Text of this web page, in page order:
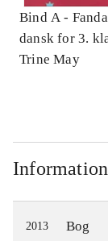
Bind A -
dansk for 3.
grundbog --
Trine May
2013 Bog